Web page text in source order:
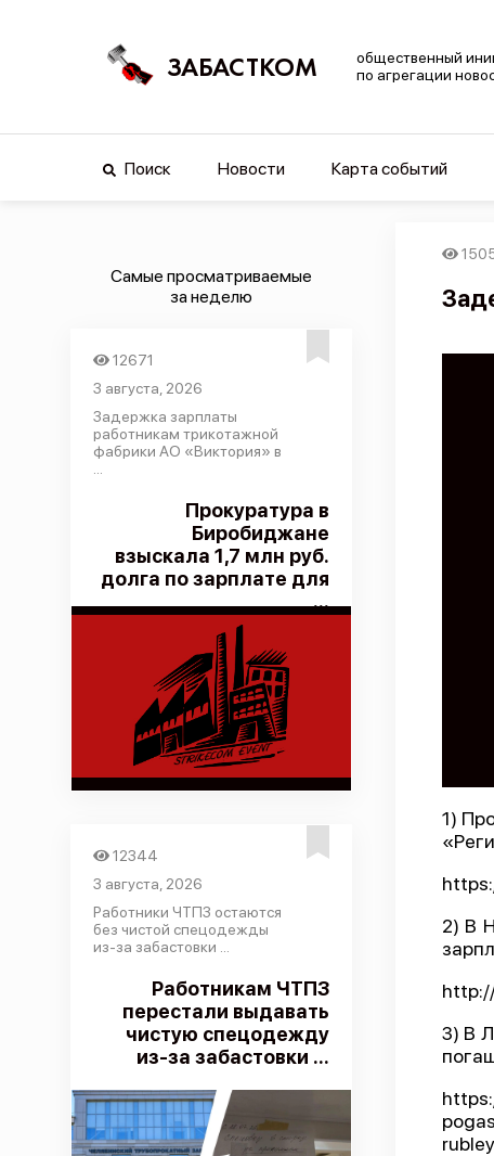
ЗАБАСТКОМ
общественный
по агрегации
Поиск Новости Карта событий
Самые просматриваемые
за неделю
12671
3 августа, 2026
Задержка зарплаты
работникам трикотажной
фабрики АО «Виктория» в
Прокуратура в
Биробиджане
взыскала 1,7 млн руб.
долга по зарплате для
...
12344
3 августа, 2026
Работники ЧТПЗ остаются
без чистой спецодежды
из-за забастовки ...
Работникам ЧТПЗ
перестали выдавать
чистую спецодежду
из-за забастовки ...
1)
2) В
3) В
rubley